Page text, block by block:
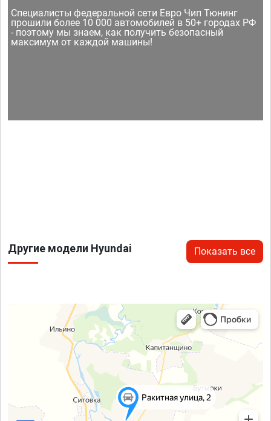
Специалисты федеральной сети Евро Чип Тюнинг
прошили более 10 000 автомобилей в 50+ городах РФ
- поэтому мы знаем, как получить безопасный
максимум от каждой машины!
Другие модели Hyundai Показать все